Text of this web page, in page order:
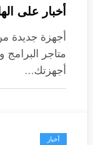
أخبار على الهامش
أجهزة جديدة
متاجر
أجهزتك…
أخبار